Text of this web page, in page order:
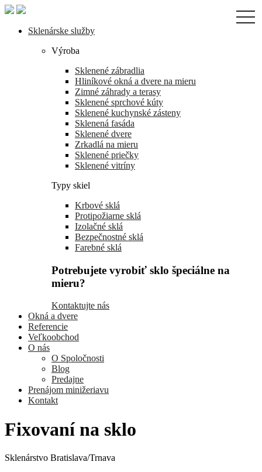
Skip
Sklenárske služby
Výroba
Sklenené zábradlia
Hliníkové okná a dvere na mieru
Zimné záhrady a terasy
Sklenené sprchové kúty
Sklenené kuchynské zásteny
Sklenená fasáda
Sklenené dvere
Zrkadlá na mieru
Sklenené priečky
Sklenené vitríny
Typy skiel
Krbové sklá
Protipožiarne sklá
Izolačné sklá
Bezpečnostné sklá
Farebné sklá
Potrebujete vyrobiť sklo špeciálne na
mieru?
Kontaktujte nás
Okná a dvere
Referencie
Veľkoobchod
O nás
O Spoločnosti
Blog
Predajne
Prenájom minižeriavu
Kontakt
Fixovaní na sklo
Sklenárstvo Bratislava/Trnava